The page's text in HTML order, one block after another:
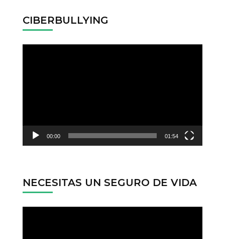
CIBERBULLYING
00:00 01:54
NECESITAS UN SEGURO DE VIDA